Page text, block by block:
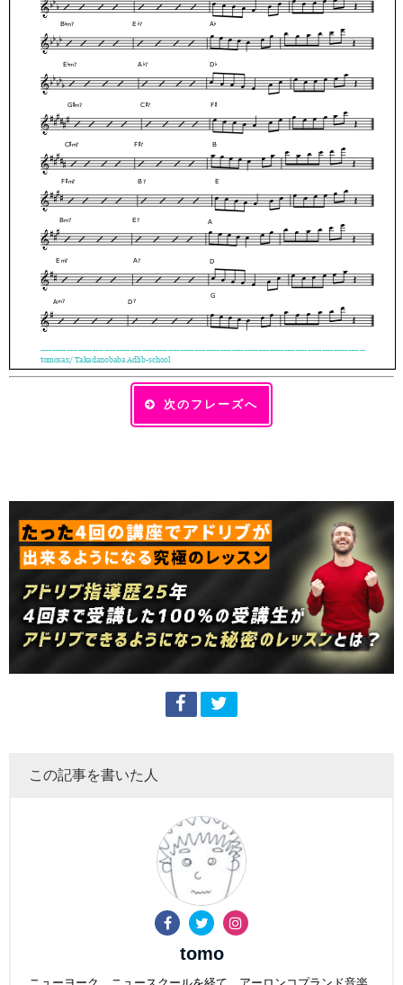
次のフレーズへ
この記事を書いた人
tomo
ニューヨーク ニュースクールを経て、アーロンコプランド音楽